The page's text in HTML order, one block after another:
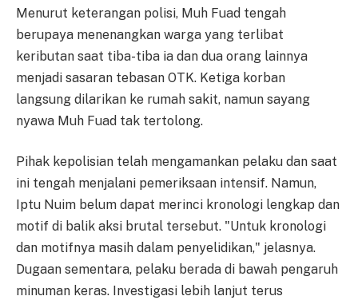
Menurut keterangan polisi, Muh Fuad tengah
berupaya menenangkan warga yang terlibat
keributan saat tiba-tiba ia dan dua orang lainnya
menjadi sasaran tebasan OTK. Ketiga korban
langsung dilarikan ke rumah sakit, namun sayang
nyawa Muh Fuad tak tertolong.
Pihak kepolisian telah mengamankan pelaku dan saat
ini tengah menjalani pemeriksaan intensif. Namun,
Iptu Nuim belum dapat merinci kronologi lengkap dan
motif di balik aksi brutal tersebut. "Untuk kronologi
dan motifnya masih dalam penyelidikan," jelasnya.
Dugaan sementara, pelaku berada di bawah pengaruh
minuman keras. Investigasi lebih lanjut terus